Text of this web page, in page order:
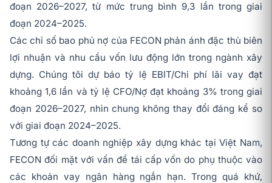
đoạn 2026–2027, từ mức trung bình 9,3 lần trong giai
đoạn 2024–2025.
Các chỉ số bao phủ nợ của FECON phản ánh đặc thù biên
lợi nhuận và nhu cầu vốn lưu động lớn trong ngành xây
dựng. Chúng tôi dự báo tỷ lệ EBIT/Chi phí lãi vay đạt
khoảng 1,6 lần và tỷ lệ CFO/Nợ đạt khoảng 3% trong giai
đoạn 2026–2027, nhìn chung không thay đổi đáng kể so
với giai đoạn 2024–2025.
Tương tự các doanh nghiệp xây dựng khác tại Việt Nam,
FECON đối mặt với vấn đề tái cấp vốn do phụ thuộc vào
các khoản vay ngân hàng ngắn hạn. Trong quá khứ,